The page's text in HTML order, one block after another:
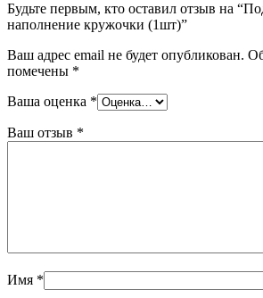
Будьте первым, кто оставил отзыв на
наполнение кружочки (1шт)”
Ваш адрес email не будет опубликован.
помечены *
Ваша оценка *
Ваш отзыв *
Имя *